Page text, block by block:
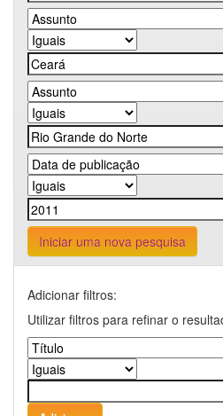
Iniciar uma nova pesquisa
Adicionar filtros:
Utilizar filtros para refinar o